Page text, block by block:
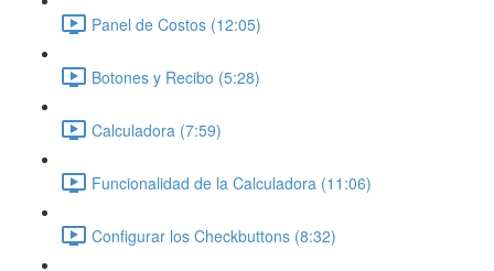
Panel de Costos (12:05)
Botones y Recibo (5:28)
Calculadora (7:59)
Funcionalidad de la Calculadora (11:06)
Configurar los Checkbuttons (8:32)